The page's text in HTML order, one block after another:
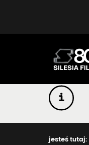
jesteś tutaj: